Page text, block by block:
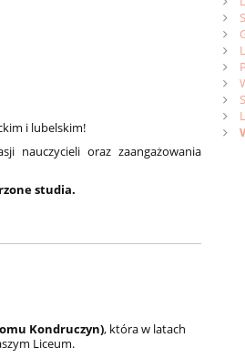
i lubelskim!
nauczycieli oraz zaangażowania
studia.
Kondruczyn), która w latach
Liceum.